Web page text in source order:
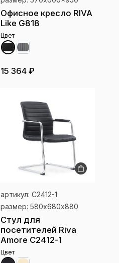
Офисное кресло RIVA
Like G818
Цвет
15 364 ₽
артикул: C2412-1
размер: 580х680х880
Стул для
посетителей Riva
Amore C2412-1
Цвет